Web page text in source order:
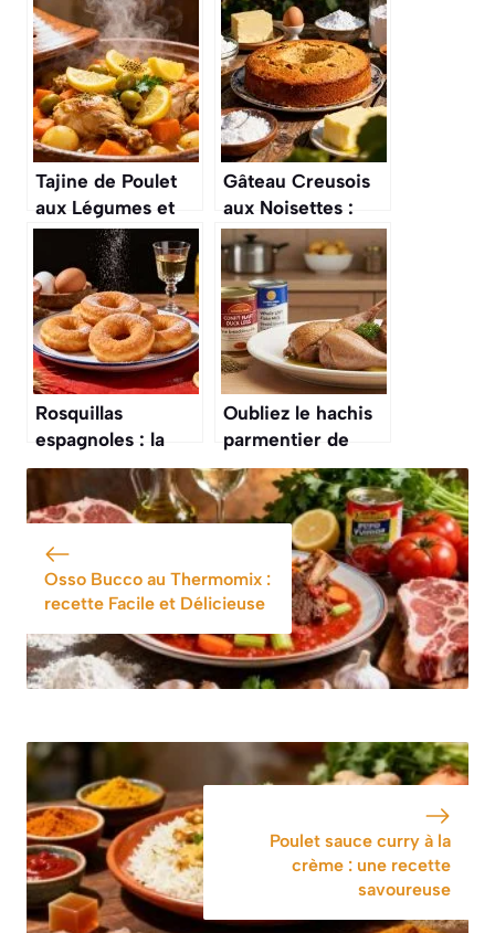
Tajine de Poulet
aux Légumes et
Citron Confit :
recette
Savoureuse
Gâteau Creusois
aux Noisettes :
recette
Traditionnelle
Rosquillas
espagnoles : la
recette
traditionnelle
Oubliez le hachis
parmentier de
votre cantine,
cette recette au
confit de canard
va vous faire
changer d’avis sur
ce plat
Osso Bucco au Thermomix :
recette Facile et Délicieuse
Poulet sauce curry à la
crème : une recette
savoureuse